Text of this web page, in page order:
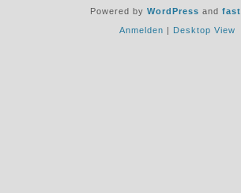
Powered by WordPress and
Anmelden | Desktop View